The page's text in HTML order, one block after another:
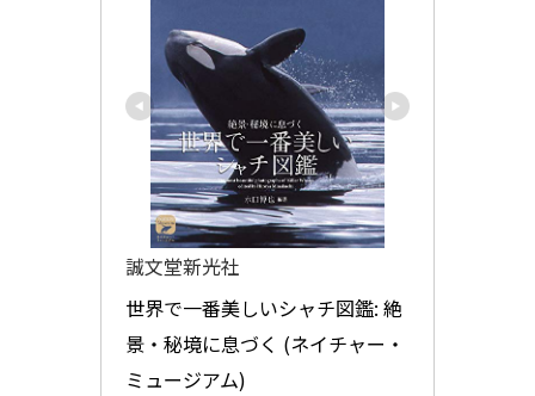
誠文堂新光社
世界で一番美しいシャチ図鑑: 絶
景・秘境に息づく (ネイチャー・
ミュージアム)